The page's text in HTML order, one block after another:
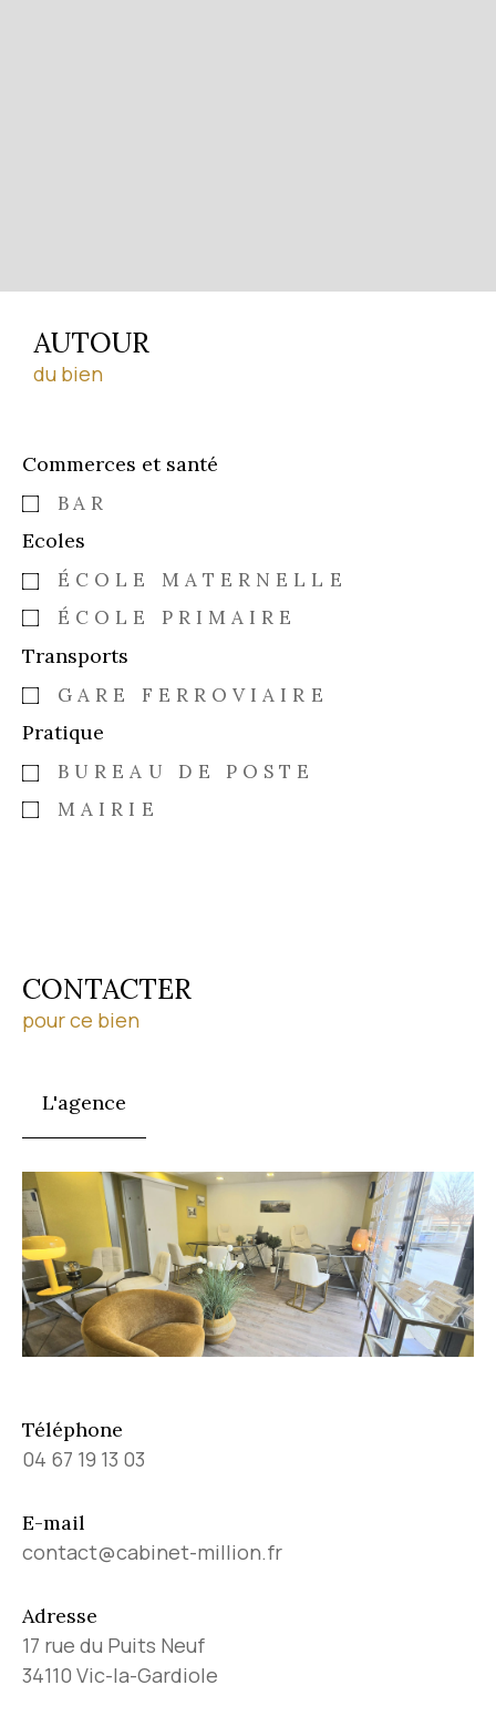
AUTOUR
du bien
Commerces et santé
BAR
Ecoles
ÉCOLE MATERNELLE
ÉCOLE PRIMAIRE
Transports
GARE FERROVIAIRE
Pratique
BUREAU DE POSTE
MAIRIE
CONTACTER
pour ce bien
L'agence
Téléphone
04 67 19 13 03
E-mail
contact@cabinet-million.fr
Adresse
17 rue du Puits Neuf
34110 Vic-la-Gardiole